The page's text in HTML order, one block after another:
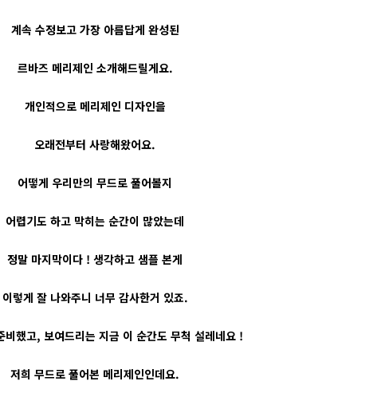
계속 수정보고 가장 아름답게 완성된
르바즈 메리제인 소개해드릴게요.
개인적으로 메리제인 디자인을
오래전부터 사랑해왔어요.
어떻게 우리만의 무드로 풀어볼지
어렵기도 하고 막히는 순간이 많았는데
정말 마지막이다 ! 생각하고 샘플 본게
이렇게 잘 나와주니 너무 감사한거 있죠.
비했고, 보여드리는 지금 이 순간도 무척 설레네요 !
저희 무드로 풀어본 메리제인인데요.